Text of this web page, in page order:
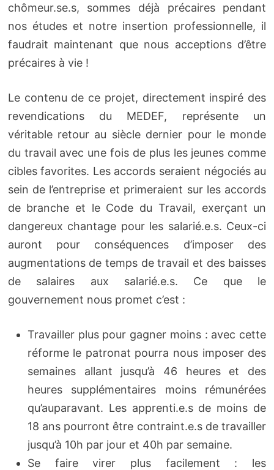
chômeur.se.s, sommes déjà précaires pendant
nos études et notre insertion professionnelle, il
faudrait maintenant que nous acceptions d’être
précaires à vie !
Le contenu de ce projet, directement inspiré des
revendications du MEDEF, représente un
véritable retour au siècle dernier pour le monde
du travail avec une fois de plus les jeunes comme
cibles favorites. Les accords seraient négociés au
sein de l’entreprise et primeraient sur les accords
de branche et le Code du Travail, exerçant un
dangereux chantage pour les salarié.e.s. Ceux-ci
auront pour conséquences d’imposer des
augmentations de temps de travail et des baisses
de salaires aux salarié.e.s. Ce que le
gouvernement nous promet c’est :
Travailler plus pour gagner moins : avec cette
réforme le patronat pourra nous imposer des
semaines allant jusqu’à 46 heures et des
heures supplémentaires moins rémunérées
qu’auparavant. Les apprenti.e.s de moins de
18 ans pourront être contraint.e.s de travailler
jusqu’à 10h par jour et 40h par semaine.
Se faire virer plus facilement : les